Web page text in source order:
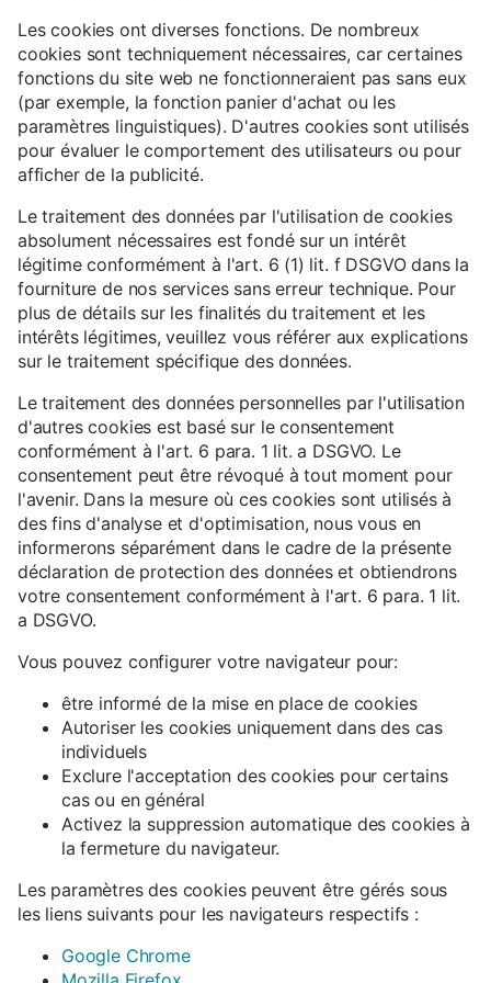
Les cookies ont diverses fonctions. De nombreux
cookies sont techniquement nécessaires, car certaines
fonctions du site web ne fonctionneraient pas sans eux
(par exemple, la fonction panier d'achat ou les
paramètres linguistiques). D'autres cookies sont utilisés
pour évaluer le comportement des utilisateurs ou pour
afficher de la publicité.
Le traitement des données par l'utilisation de cookies
absolument nécessaires est fondé sur un intérêt
légitime conformément à l'art. 6 (1) lit. f DSGVO dans la
fourniture de nos services sans erreur technique. Pour
plus de détails sur les finalités du traitement et les
intérêts légitimes, veuillez vous référer aux explications
sur le traitement spécifique des données.
Le traitement des données personnelles par l'utilisation
d'autres cookies est basé sur le consentement
conformément à l'art. 6 para. 1 lit. a DSGVO. Le
consentement peut être révoqué à tout moment pour
l'avenir. Dans la mesure où ces cookies sont utilisés à
des fins d'analyse et d'optimisation, nous vous en
informerons séparément dans le cadre de la présente
déclaration de protection des données et obtiendrons
votre consentement conformément à l'art. 6 para. 1 lit.
a DSGVO.
Vous pouvez configurer votre navigateur pour:
être informé de la mise en place de cookies
Autoriser les cookies uniquement dans des cas
individuels
Exclure l'acceptation des cookies pour certains
cas ou en général
Activez la suppression automatique des cookies à
la fermeture du navigateur.
Les paramètres des cookies peuvent être gérés sous
les liens suivants pour les navigateurs respectifs :
Google Chrome